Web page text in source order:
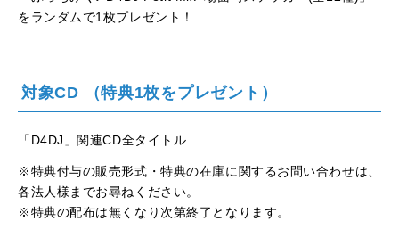
をランダムで1枚プレゼント！
対象CD （特典1枚をプレゼント）
「D4DJ」関連CD全タイトル
※特典付与の販売形式・特典の在庫に関するお問い合わせは、
各法人様までお尋ねください。
※特典の配布は無くなり次第終了となります。